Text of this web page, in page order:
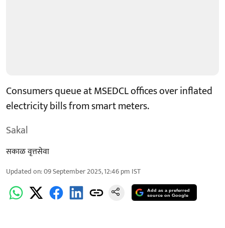
Consumers queue at MSEDCL offices over inflated
electricity bills from smart meters.
Sakal
सकाळ वृत्तसेवा
Updated on:09 September 2025, 12:46 pm IST
Add as a preferred
source on Google